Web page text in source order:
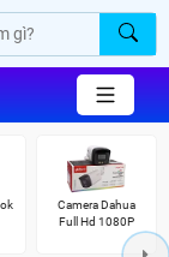
Camera Dahua
Full Hd 1080P